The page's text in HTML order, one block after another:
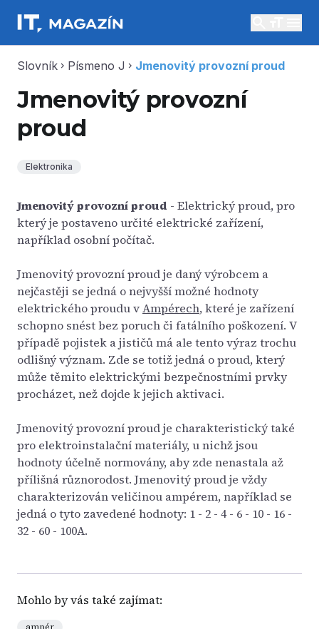
Slovník chevron_right Písmeno J chevron_right Jmenovitý provozní proud
Jmenovitý provozní
proud
Elektronika
Jmenovitý provozní proud - Elektrický proud, pro
který je postaveno určité elektrické zařízení,
například osobní počítač.
Jmenovitý provozní proud je daný výrobcem a
nejčastěji se jedná o nejvyšší možné hodnoty
elektrického proudu vAmpérech, které je zařízení
schopno snést bez poruch či fatálního poškození. V
případě pojistek a jističů má ale tento výraz trochu
odlišný význam. Zde se totiž jedná o proud, který
může těmito elektrickými bezpečnostními prvky
procházet, než dojde k jejich aktivaci.
Jmenovitý provozní proud je charakteristický také
pro elektroinstalační materiály, u nichž jsou
hodnoty účelně normovány, aby zde nenastala až
přílišná různorodost. Jmenovitý proud je vždy
charakterizován veličinou ampérem, například se
jedná o tyto zavedené hodnoty: 1 - 2 - 4 - 6 - 10 - 16 -
32 - 60 - 100A.
Mohlo by vás také zajímat: